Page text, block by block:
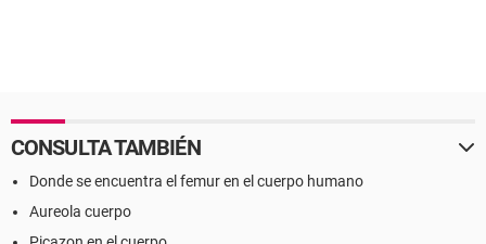
CONSULTA TAMBIÉN
Donde se encuentra el femur en el cuerpo humano
Aureola cuerpo